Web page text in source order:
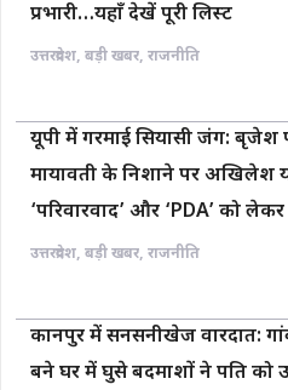
प्रभारी…यहाँ देखें पूरी लिस्ट
उत्तरप्रदेश, बड़ी खबर, राजनीति
यूपी में गरमाई सियासी जंग:
मायावती के निशाने पर अखिलेश
‘परिवारवाद’ और ‘PDA’ को लेकर
उत्तरप्रदेश, बड़ी खबर, राजनीति
कानपुर में सनसनीखेज वारदात:
बने घर में घुसे बदमाशों ने पति को